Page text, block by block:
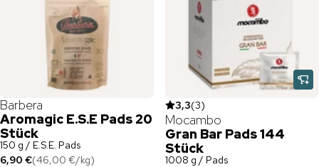
Barbera
Aromagic E.S.E Pads 20
Stück
150 g / E.S.E. Pads
6,90 €(46,00 €/kg)
3,3(3)
Mocambo
Gran Bar Pads 144
Stück
1008 g / Pads